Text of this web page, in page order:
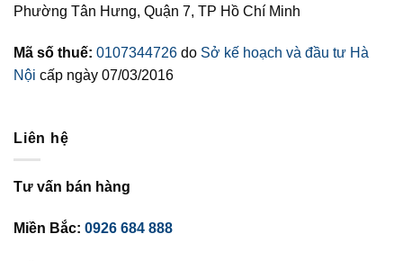
Phường Tân Hưng, Quận 7, TP Hồ Chí Minh
Mã số thuế: 0107344726 do Sở kế hoạch và đầu tư Hà
Nội cấp ngày 07/03/2016
Liên hệ
Tư vấn bán hàng
Miền Bắc: 0926 684 888